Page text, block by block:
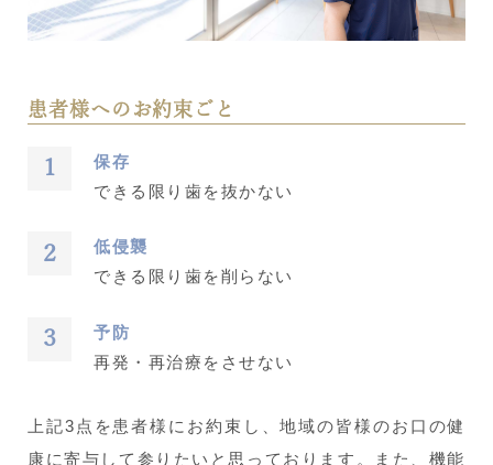
患者様へのお約束ごと
保存
できる限り歯を抜かない
低侵襲
できる限り歯を削らない
予防
再発・再治療をさせない
上記3点を患者様にお約束し、地域の皆様のお口の健
康に寄与して参りたいと思っております。また、機能